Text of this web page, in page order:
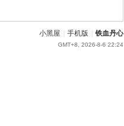
小黑屋 手机版 铁血丹心
GMT+8, 2026-8-6 22:24